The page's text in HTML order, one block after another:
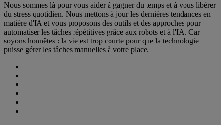
Nous sommes là pour vous aider à gagner du temps et à vous libérer
du stress quotidien. Nous mettons à jour les dernières tendances en
matière d'IA et vous proposons des outils et des approches pour
automatiser les tâches répétitives grâce aux robots et à l'IA. Car
soyons honnêtes : la vie est trop courte pour que la technologie
puisse gérer les tâches manuelles à votre place.